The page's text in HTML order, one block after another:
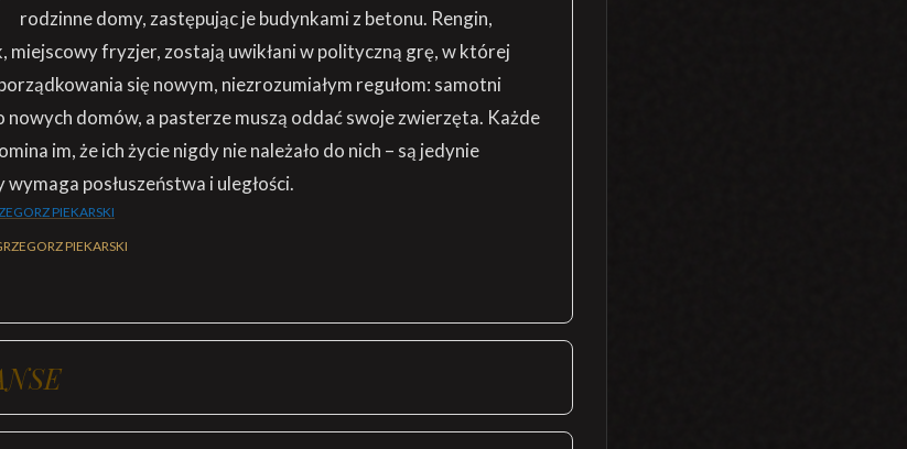
rodzinne domy, zastępując je budynkami z betonu. Rengin,
miejscowy fryzjer, zostają uwikłani w polityczną grę, w której
się nowym, niezrozumiałym regułom: samotni
domów, a pasterze muszą oddać swoje zwierzęta. Każde
im, że ich życie nigdy nie należało do nich – są jedynie
posłuszeństwa i uległości.
PIEKARSKI
PIEKARSKI